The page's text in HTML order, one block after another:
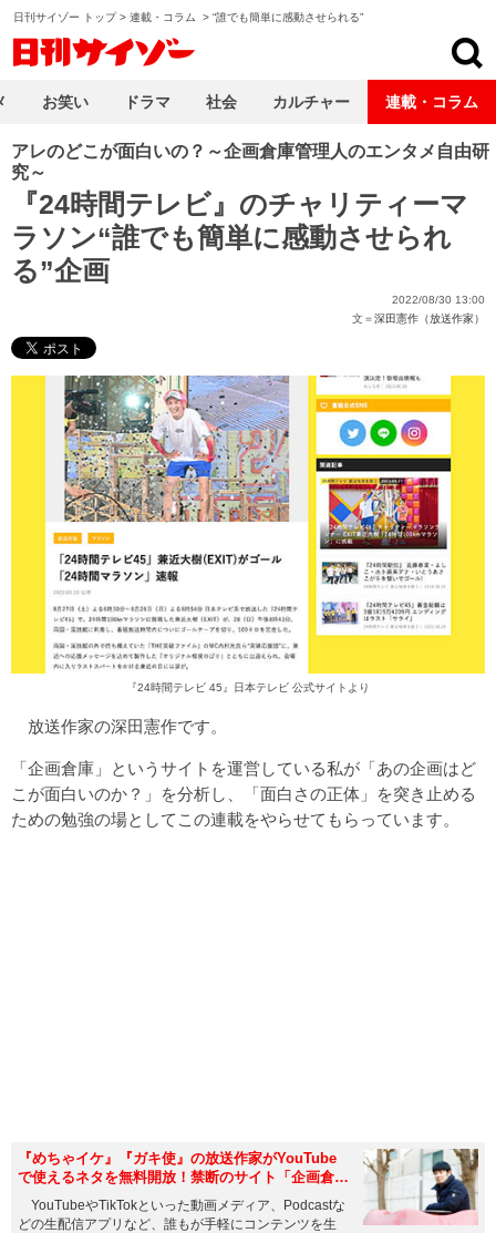
日刊サイゾー トップ> 連載・コラム > “誰でも簡単に感動させられる”
アレのどこが面白いの？～企画倉庫管理人のエンタメ自由研
究～
『24時間テレビ』のチャリティーマ
ラソン“誰でも簡単に感動させられ
る”企画
2022/08/30 13:00
文＝深田憲作（放送作家）
『24時間テレビ 45』日本テレビ 公式サイトより
放送作家の深田憲作です。
「企画倉庫 」というサイトを運営している私が「あの企画はど
こが面白いのか？」を分析し、「面白さの正体」を突き止める
ための勉強の場としてこの連載をやらせてもらっています。
『めちゃイケ』『ガキ使』の放送作家がYouTube
で使えるネタを無料開放！禁断のサイト「企画倉
庫」解禁
YouTubeやTikTokといった動画メディア、Podcastな
どの生配信アプリなど、誰もが手軽にコンテンツを生
お笑い ドラマ 社会 カルチャー 連載・コラム